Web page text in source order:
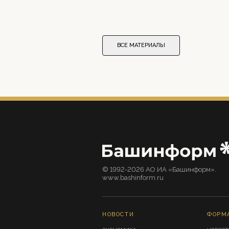
ВСЕ МАТЕРИАЛЫ
© 1992-2026 АО ИА «Башинформ».
www.bashinform.ru
НОВОСТИ